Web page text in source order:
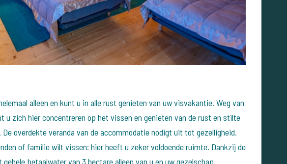
alleen en kunt u in alle rust genieten van uw visvakantie. Weg van
u zich hier concentreren op het vissen en genieten van de rust en stilte
De overdekte veranda van de accommodatie nodigt uit tot gezelligheid.
of familie wilt vissen: hier heeft u zeker voldoende ruimte. Dankzij de
betaalwater van 3 hectare alleen van u en uw gezelschap.